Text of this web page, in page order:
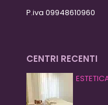
P.iva 09948610960
CENTRI RECENTI